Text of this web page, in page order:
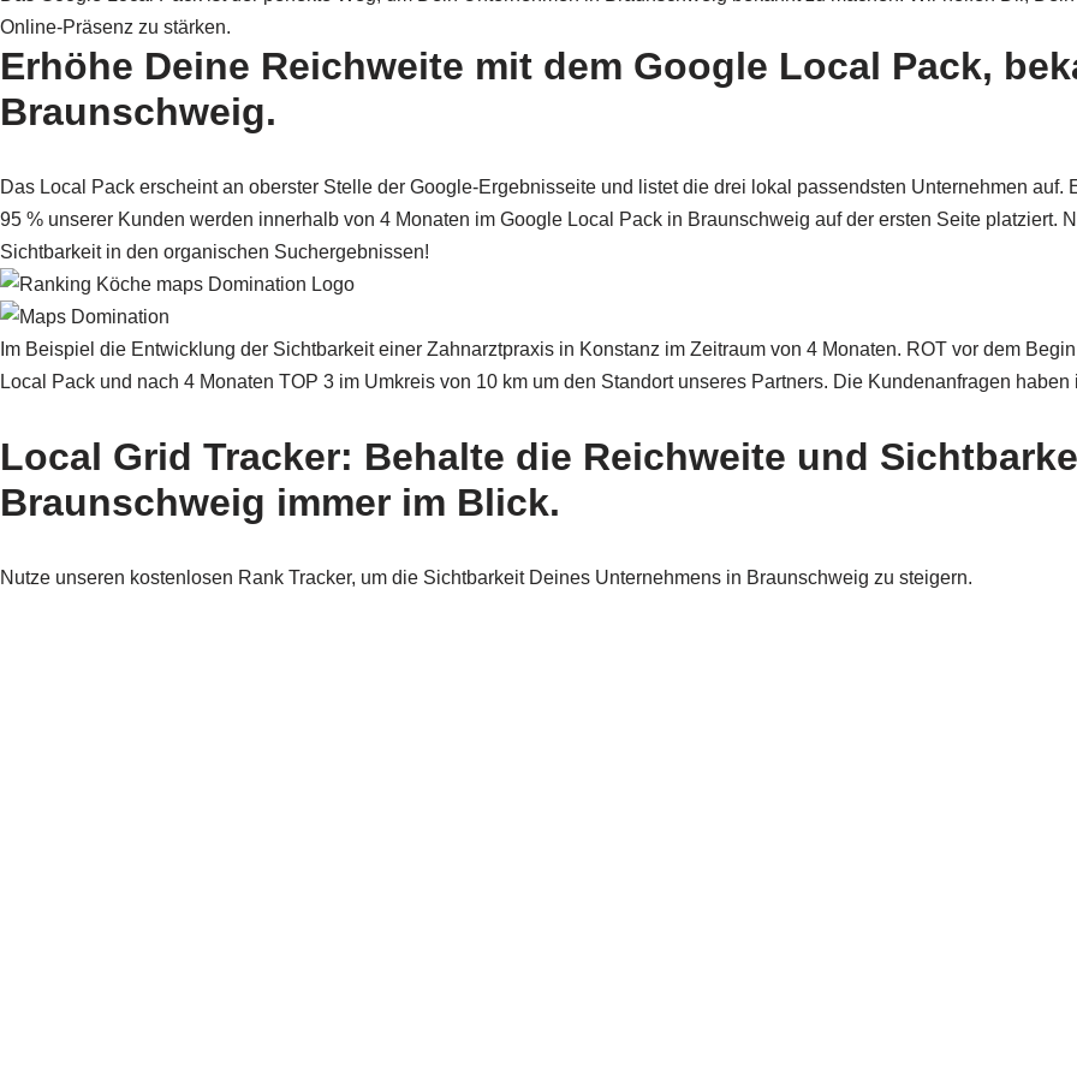
Online-Präsenz zu stärken.
Erhöhe Deine Reichweite mit dem Google Local Pack,
Braunschweig.
Das Local Pack erscheint an oberster Stelle der Google-Ergebnisseite und listet die drei lokal passendsten Unternehmen auf.
95 % unserer Kunden werden innerhalb von 4 Monaten im Google Local Pack in Braunschweig auf der ersten Seite platziert.
Sichtbarkeit in den organischen Suchergebnissen!
Im Beispiel die Entwicklung der Sichtbarkeit einer Zahnarztpraxis in Konstanz im Zeitraum von 4 Monaten. ROT vor dem
Local Pack und nach 4 Monaten TOP 3 im Umkreis von 10 km um den Standort unseres Partners. Die Kundenanfragen
Local Grid Tracker: Behalte die Reichweite und
Braunschweig immer im Blick.
Nutze unseren kostenlosen Rank Tracker, um die Sichtbarkeit Deines Unternehmens in Braunschweig zu steigern.